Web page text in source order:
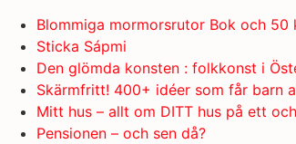
Blommiga mormorsrutor Bok och 50
Sticka Sápmi
Den glömda konsten : folkkonst i
Skärmfritt! 400+ idéer som får barn
Mitt hus – allt om DITT hus på ett
Pensionen – och sen då?